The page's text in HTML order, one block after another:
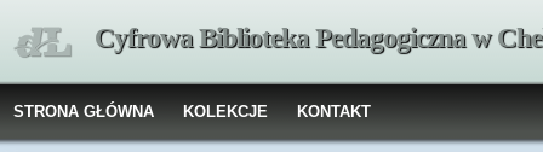
Cyfrowa Biblioteka Pedagogiczna w
STRONA GŁÓWNA KOLEKCJE KONTAKT